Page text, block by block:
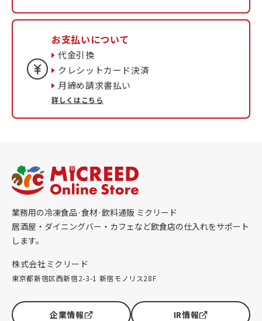
お支払いについて
代金引換
クレシットカード決済
月締め請求書払い
詳しくはこちら
業務用の冷凍食品·食材·飲料通販 ミクリード
居酒屋・ダイニングバー・カフェなど飲食店の仕入れをサポート
します。
株式会社ミクリード
東京都新宿区西新宿2-3-1 新宿モノリス28F
企業情報 IR情報